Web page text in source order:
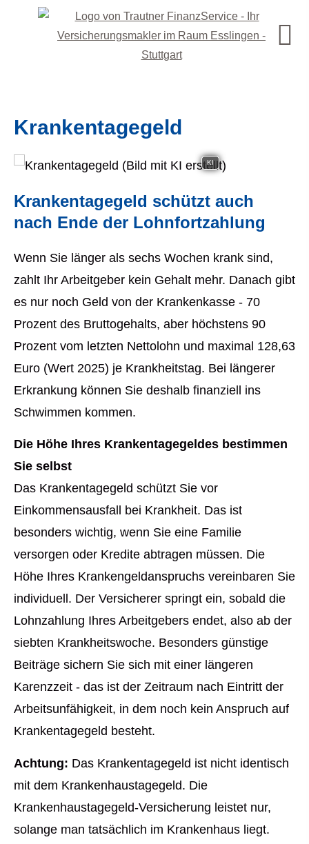
Krankentagegeld
KI
Krankentagegeld schützt auch
nach Ende der Lohnfortzahlung
Wenn Sie länger als sechs Wochen krank sind,
zahlt Ihr Arbeitgeber kein Gehalt mehr. Danach gibt
es nur noch Geld von der Krankenkasse - 70
Prozent des Bruttogehalts, aber höchstens 90
Prozent vom letzten Nettolohn und maximal 128,63
Euro (Wert 2025) je Krankheitstag. Bei längerer
Erkrankung können Sie deshalb finanziell ins
Schwimmen kommen.
Die Höhe Ihres Krankentagegeldes bestimmen
Sie selbst
Das Krankentagegeld schützt Sie vor
Einkommensausfall bei Krankheit. Das ist
besonders wichtig, wenn Sie eine Familie
versorgen oder Kredite abtragen müssen. Die
Höhe Ihres Krankengeldanspruchs vereinbaren Sie
individuell. Der Versicherer springt ein, sobald die
Lohnzahlung Ihres Arbeitgebers endet, also ab der
siebten Krankheitswoche. Besonders günstige
Beiträge sichern Sie sich mit einer längeren
Karenzzeit - das ist der Zeitraum nach Eintritt der
Arbeitsunfähigkeit, in dem noch kein Anspruch auf
Krankentagegeld besteht.
Achtung: Das Krankentagegeld ist nicht identisch
mit dem Krankenhaustagegeld. Die
Krankenhaustagegeld-Versicherung leistet nur,
solange man tatsächlich im Krankenhaus liegt.